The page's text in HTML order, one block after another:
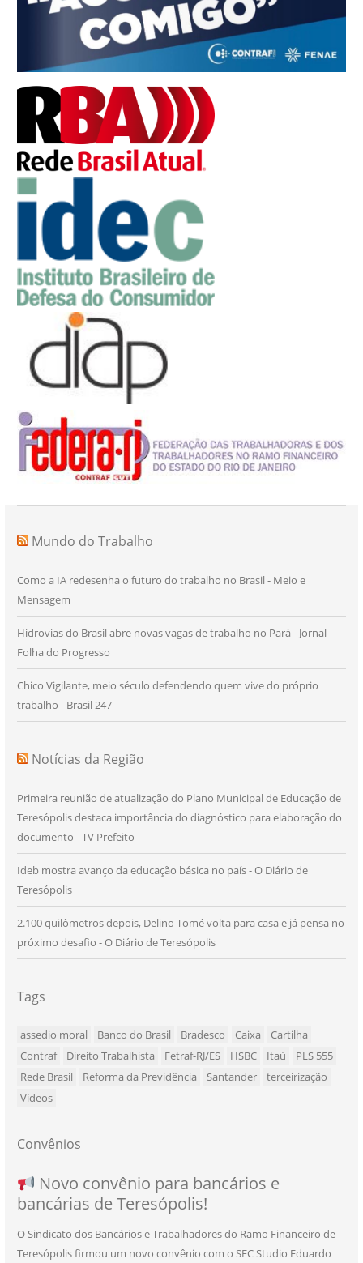
Mundo do Trabalho
Como a IA redesenha o futuro do trabalho no Brasil - Meio e
Mensagem
Hidrovias do Brasil abre novas vagas de trabalho no Pará - Jornal
Folha do Progresso
Chico Vigilante, meio século defendendo quem vive do próprio
trabalho - Brasil 247
Notícias da Região
Primeira reunião de atualização do Plano Municipal de Educação de
Teresópolis destaca importância do diagnóstico para elaboração do
documento - TV Prefeito
Ideb mostra avanço da educação básica no país - O Diário de
Teresópolis
2.100 quilômetros depois, Delino Tomé volta para casa e já pensa no
próximo desafio - O Diário de Teresópolis
Tags
assedio moral Banco do Brasil Bradesco Caixa
Cartilha
Contraf
Direito Trabalhista Fetraf-RJ/ES HSBC Itaú
PLS 555
Rede Brasil
Reforma da Previdência Santander
terceirização
Vídeos
Convênios
SEU NOVO BENEFÍCIO CHEGOU
Novo convênio para bancários e
bancárias de Teresópolis!
O Sindicato dos Bancários e Trabalhadores do Ramo Financeiro de
Teresópolis firmou um novo convênio com o SEC Studio Eduardo
NOVO CONVÊNIO PARA VOCÊ, BANCÁRIO
E BANCÁRIA!
Convênio com a Rede de Ensino Técnico e
Centro de Qualificação Técnica